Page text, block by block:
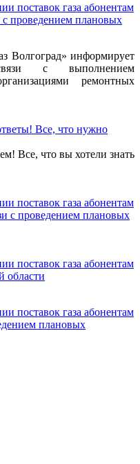
поставок газа абонентам
с проведением плановых
Волгоград» информирует
с выполнением
ремонтных
Все, что нужно
Все, что вы хотели знать
поставок газа абонентам
с проведением плановых
поставок газа абонентам
области
поставок газа абонентам
плановых